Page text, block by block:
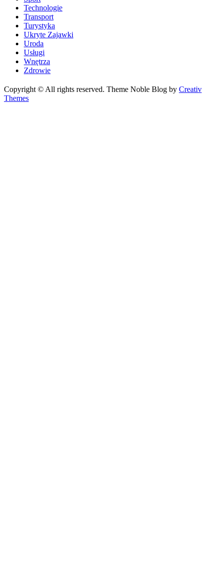
Technologie
Transport
Turystyka
Ukryte Zajawki
Uroda
Usługi
Wnętrza
Zdrowie
Copyright © All rights reserved. Theme Noble Blog by Creativ
Themes